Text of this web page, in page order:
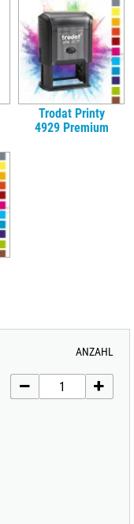
Trodat Printy
4929 Premium
ANZAHL